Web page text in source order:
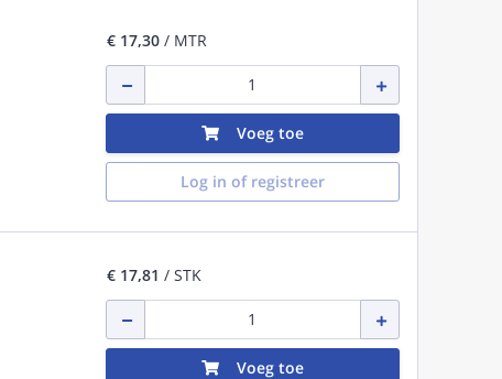
€ 17,30/ MTR
Voeg toe
Log in of registreer
€ 17,81 / STK
Voeg toe